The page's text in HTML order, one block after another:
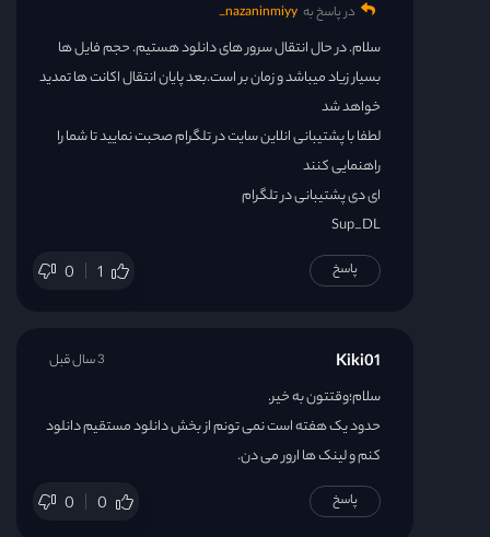
در پاسخ به nazaninmiyy_
سلام. در حال انتقال سرور های دانلود هستیم. حجم فایل ها
بسیار زیاد میباشد و زمان بر است.بعد پایان انتقال اکانت ها تمدید
خواهد شد
لطفا با پشتیبانی انلاین سایت در تلگرام صحبت نمایید تا شما را
راهنمایی کنند
ای دی پشتیبانی در تلگرام
Sup_DL
0 1 پاسخ
Kiki01
سلام؛وقتتون به خیر.
حدود یک هفته است نمی تونم از بخش دانلود مستقیم دانلود
کنم و لینک ها ارور می دن.
0 0
3 سال قبل
پاسخ